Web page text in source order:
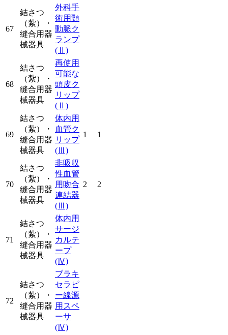
67
結さつ
（紮）・
縫合用器
械器具
外科手
術用頸
動脈ク
ランプ
(Ⅱ)
68
結さつ
（紮）・
縫合用器
械器具
再使用
可能な
頭皮ク
リップ
(Ⅱ)
69
結さつ
（紮）・
縫合用器
械器具
体内用
血管ク
リップ
(Ⅲ)
1 1
70
結さつ
（紮）・
縫合用器
械器具
非吸収
性血管
用吻合
連結器
(Ⅲ)
2 2
71
結さつ
（紮）・
縫合用器
械器具
体内用
サージ
カルテ
ープ
(Ⅳ)
72
結さつ
（紮）・
縫合用器
械器具
ブラキ
セラピ
ー線源
用スペ
ーサ
(Ⅳ)